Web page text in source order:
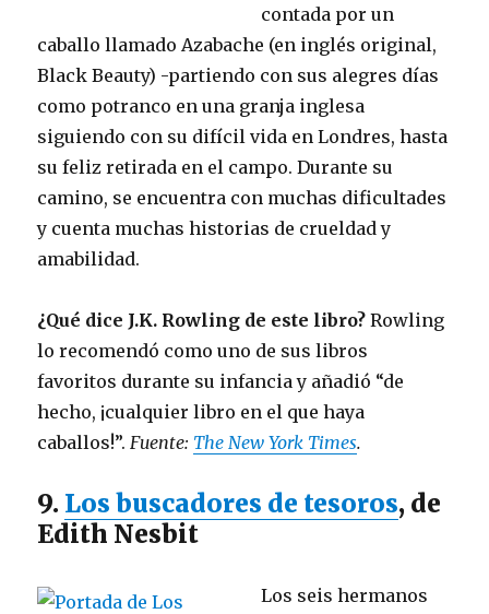
contada por un
caballo llamado Azabache (en inglés original,
Black Beauty) -partiendo con sus alegres días
como potranco en una granja inglesa
siguiendo con su difícil vida en Londres, hasta
su feliz retirada en el campo. Durante su
camino, se encuentra con muchas dificultades
y cuenta muchas historias de crueldad y
amabilidad.
¿Qué dice J.K. Rowling de este libro?Rowling
lo recomendó como uno de sus libros
favoritos durante su infancia y añadió “de
hecho, ¡cualquier libro en el que haya
caballos!”. Fuente: The New York Times.
9. Los buscadores de tesoros, de
Edith Nesbit
Los seis hermanos